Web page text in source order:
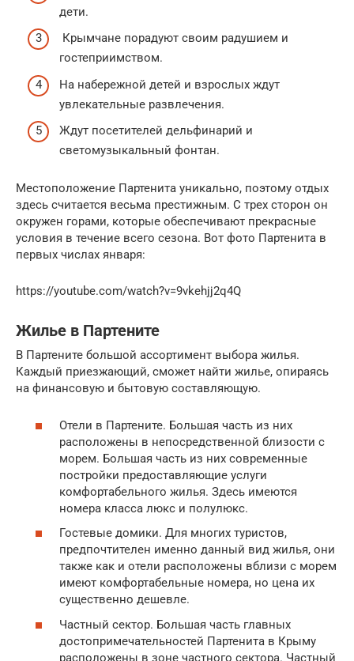
дети.
Крымчане порадуют своим радушием и
гостеприимством.
На набережной детей и взрослых ждут
увлекательные развлечения.
Ждут посетителей дельфинарий и
светомузыкальный фонтан.
Местоположение Партенита уникально, поэтому отдых
здесь считается весьма престижным. С трех сторон он
окружен горами, которые обеспечивают прекрасные
условия в течение всего сезона. Вот фото Партенита в
первых числах января:
https://youtube.com/watch?v=9vkehjj2q4Q
Жилье в Партените
В Партените большой ассортимент выбора жилья.
Каждый приезжающий, сможет найти жилье, опираясь
на финансовую и бытовую составляющую.
Отели в Партените. Большая часть из них
расположены в непосредственной близости с
морем. Большая часть из них современные
постройки предоставляющие услуги
комфортабельного жилья. Здесь имеются
номера класса люкс и полулюкс.
Гостевые домики. Для многих туристов,
предпочтителен именно данный вид жилья, они
также как и отели расположены вблизи с морем
имеют комфортабельные номера, но цена их
существенно дешевле.
Частный сектор. Большая часть главных
достопримечательностей Партенита в Крыму
расположены в зоне частного сектора. Частный